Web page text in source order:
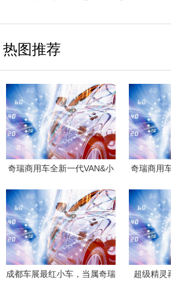
热图推荐
奇瑞商用车全新一代VAN&小
奇瑞商用
成都车展最红小车，当属奇瑞
超级精灵